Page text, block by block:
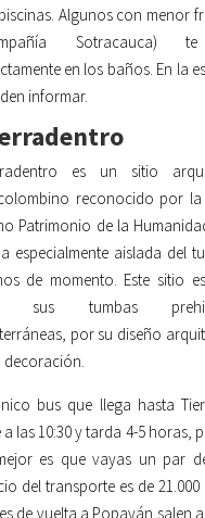
Algunos con menor
Sotracauca)
en los baños. En la
informar.
es un sitio
reconocido por la
Patrimonio de la
especialmente aislada del
de momento. Este sitio
sus tumbas
por su diseño
decoración.
bus que llega hasta
a las 10:30 y tarda 4-5 horas,
es que vayas un par
del transporte es de 21.000
de vuelta a Popayán salen